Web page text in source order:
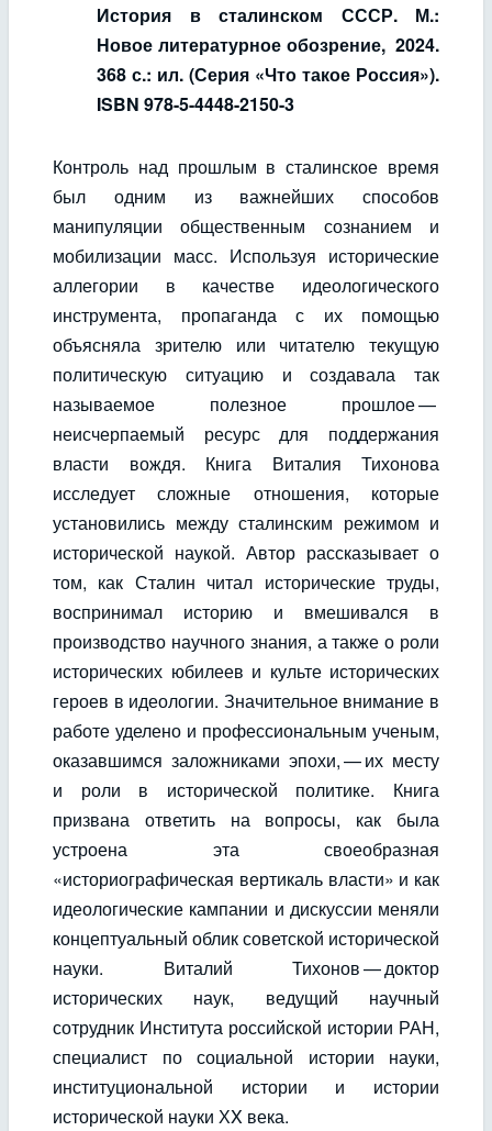
История в сталинском СССР. М.:
Новое литературное обозрение, 2024.
368 с.: ил. (Серия «Что такое Россия»).
ISBN 978-5-4448-2150-3
Контроль над прошлым в сталинское время
был одним из важнейших способов
манипуляции общественным сознанием и
мобилизации масс. Используя исторические
аллегории в качестве идеологического
инструмента, пропаганда с их помощью
объясняла зрителю или читателю текущую
политическую ситуацию и создавала так
называемое полезное прошлое —
неисчерпаемый ресурс для поддержания
власти вождя. Книга Виталия Тихонова
исследует сложные отношения, которые
установились между сталинским режимом и
исторической наукой. Автор рассказывает о
том, как Сталин читал исторические труды,
воспринимал историю и вмешивался в
производство научного знания, а также о роли
исторических юбилеев и культе исторических
героев в идеологии. Значительное внимание в
работе уделено и профессиональным ученым,
оказавшимся заложниками эпохи, — их месту
и роли в исторической политике. Книга
призвана ответить на вопросы, как была
устроена эта своеобразная
«историографическая вертикаль власти» и как
идеологические кампании и дискуссии меняли
концептуальный облик советской исторической
науки. Виталий Тихонов — доктор
исторических наук, ведущий научный
сотрудник Института российской истории РАН,
специалист по социальной истории науки,
институциональной истории и истории
исторической науки ХX века.